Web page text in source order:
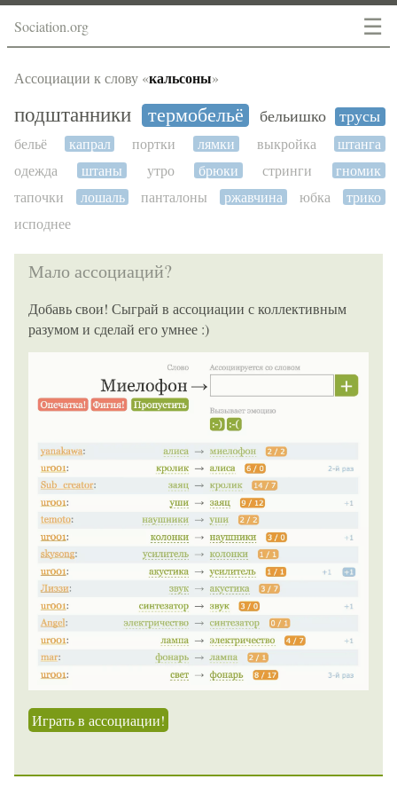
☰
Sociation.org
Ассоциации к слову «кальсоны»
подштанники термобельё бельишко трусы
бельё капрал портки лямки выкройка
штанга
одежда
штаны утро брюки стринги
гномик
тапочки
лошаль панталоны ржавчина юбка
трико
исподнее
Мало ассоциаций?
Добавь свои! Сыграй в ассоциации с коллективным
разумом и сделай его умнее :)
Играть в ассоциации!